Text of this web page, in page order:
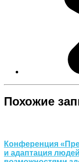
Похожие
Конференция
и адаптация